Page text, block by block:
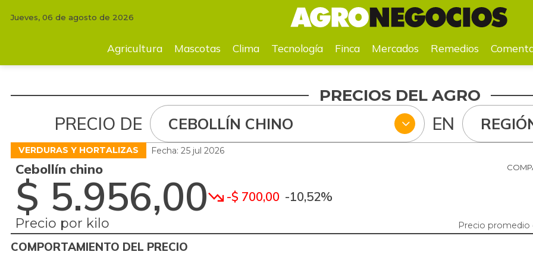
Mascotas Clima Tecnología Mercados Remedios Comentarios Agenda
Jueves, 06 de agosto de 2026
Agricultura Mascotas Clima Tecnología Finca Mercados Remedios
PRECIOS DEL AGRO
PRECIO DE CEBOLLÍN CHINO EN
VERDURAS Y HORTALIZAS Fecha: 25 jul 2026
Cebollín chino
$ 5.956,00 -$ 700,00 -10,52%
Precio por kilo
Precio promedio
COMPORTAMIENTO DEL PRECIO